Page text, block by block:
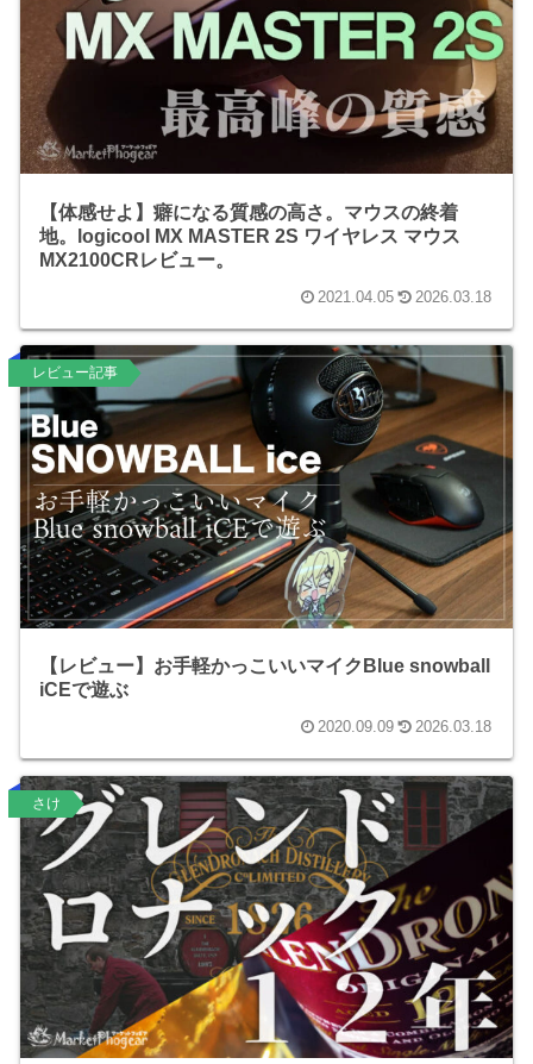
【体感せよ】癖になる質感の高さ。マウスの終着
地。logicool MX MASTER 2S ワイヤレス マウス
MX2100CRレビュー。
2021.04.05 2026.03.18
レビュー記事
【レビュー】お手軽かっこいいマイクBlue snowball
iCEで遊ぶ
2020.09.09 2026.03.18
さけ